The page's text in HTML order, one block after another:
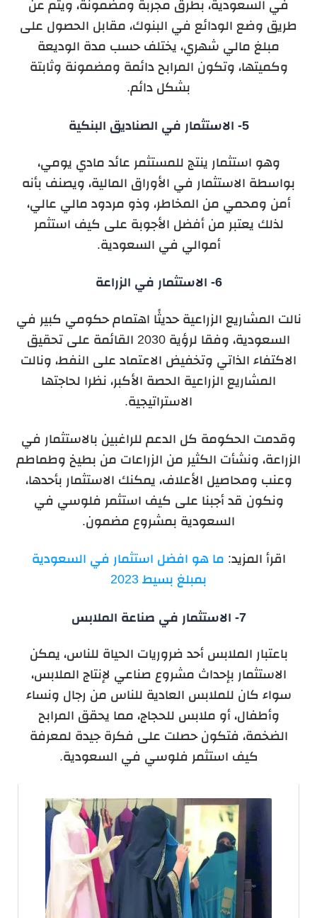
في السعودية، بطرق مجربة ومضمونة، ويتم عن
طريق وضع الودائع في البنوك، مقابل الحصول على
مبلغ مالي شهري، يختلف حسب مدة الوديعة
وكميتها، وتكون المرابح دائمة ومضمونة وثابتة
بشكل دائم.
5- الاستثمار في الصناديق البنكية
وهو استثمار ينتج للمستثمر عائد مادي يومي،
بواسطة الاستثمار في الأوراق المالية، ويصنف بأنه
أمن ومحمي من المخاطر، وذو مردود مالي عالي،
لذلك يعتبر من أفضل الأجوبة على كيف استثمر
أموالي في السعودية.
6- الاستثمار في الزراعة
نالت المشاريع الزراعية حديثًا اهتمام حكومي كبير في
السعودية، وفقا لرؤية 2030 القائمة على تحقيق
الاكتفاء الذاتي وتخفيض الاعتماد على النفط، ونالت
المشاريع الزراعية الحصة الأكبر، نظرا لحاجتها
الاستراتيجية.
وقدمت الحكومة كل الدعم للراغبين بالاستثمار في
الزراعة، ونشأت الكثير من الزراعات من بطيخ وطماطم
وعنب ومحاصيل الأعلاف، يمكنك الاستثمار بأحدها،
ونكون قد أجبنا على كيف استثمر فلوسي في
السعودية بمشروع مضمون.
اقرأ المزيد: ما هو افضل استثمار في السعودية
بمبلغ بسيط 2023
7- الاستثمار في صناعة الملابس
باعتبار الملابس أحد ضروريات الحياة للناس، يمكن
الاستثمار بإحداث مشروع صناعي لإنتاج الملابس،
سواء كان للملابس العادية للناس من رجال ونساء
وأطفال، أو ملابس للحجاج، مما يحقق المرابح
الضخمة، فتكون حصلت على فكرة جيدة لمعرفة
كيف استثمر فلوسي في السعودية.